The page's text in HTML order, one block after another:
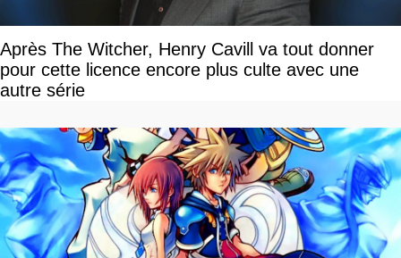
Après The Witcher, Henry Cavill va tout donner
pour cette licence encore plus culte avec une
autre série